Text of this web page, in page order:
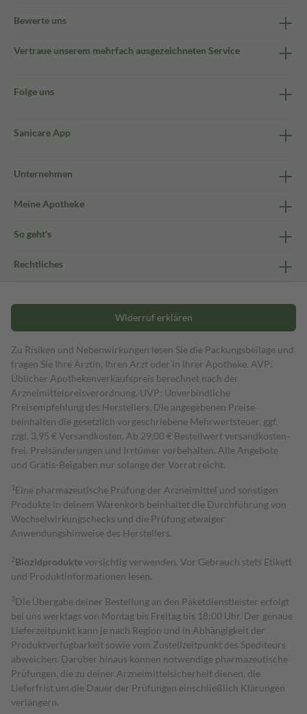
Bewerte uns
Vertraue unserem mehrfach ausgezeichneten Service
Folge uns
Sanicare App
Unternehmen
Meine Apotheke
So geht's
Rechtliches
Widerruf erklären
Zu Risiken und Nebenwirkungen lesen Sie die Packungsbeilage und
fragen Sie Ihre Ärztin, Ihren Arzt oder in Ihrer Apotheke. AVP:
Üblicher Apothekenverkaufspreis berechnet nach der
Arzneimittelpreisverordnung. UVP: Unverbindliche
Preisempfehlung des Herstellers. Die angegebenen Preise
beinhalten die gesetzlich vorgeschriebene Mehrwertsteuer, ggf.
zzgl. 3,95 € Versandkosten. Ab 29,00 € Bestell­wert versand­kosten­
frei. Preisänderungen und Irrtümer vorbehalten. Alle Angebote
und Gratis-Beigaben nur solange der Vorrat reicht.
1 Eine pharmazeutische Prüfung der Arzneimittel und sonstigen
Produkte in deinem Warenkorb beinhaltet die Durchführung von
Wechselwirkungschecks und die Prüfung etwaiger
Anwendungshinweise des Herstellers.
2Biozidproduktevorsichtig verwenden. Vor Gebrauch stets Etikett
und Produktinformationen lesen.
3Die Übergabe deiner Bestellung an den Paketdienstleister erfolgt
bei uns werktags von Montag bis Freitag bis 18:00 Uhr. Der genaue
Lieferzeitpunkt kann je nach Region und in Abhängigkeit der
Produktverfügbarkeit sowie vom Zustellzeitpunkt des Spediteurs
abweichen. Darüber hinaus können notwendige pharmazeutische
Prüfungen, die zu deiner Arzneimittelsicherheit dienen, die
Lieferfrist um die Dauer der Prüfungen einschließlich Klärungen
verlängern.